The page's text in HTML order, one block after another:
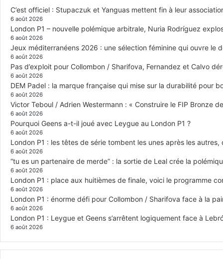
C’est officiel : Stupaczuk et Yanguas mettent fin à leur
6 août 2026
London P1 – nouvelle polémique arbitrale, Nuria Rodríguez
6 août 2026
Jeux méditerranéens 2026 : une sélection féminine qui ouvre le
6 août 2026
Pas d’exploit pour Collombon / Sharifova, Fernandez et Calvo
6 août 2026
DEM Padel : la marque française qui mise sur la durabilité pour
6 août 2026
Victor Teboul / Adrien Westermann : « Construire le FIP Bronze
6 août 2026
Pourquoi Geens a-t-il joué avec Leygue au London P1 ?
6 août 2026
London P1 : les têtes de série tombent les unes après les autres,
6 août 2026
“tu es un partenaire de merde” : la sortie de Leal crée la
6 août 2026
London P1 : place aux huitièmes de finale, voici le programme
6 août 2026
London P1 : énorme défi pour Collombon / Sharifova face à la
6 août 2026
London P1 : Leygue et Geens s’arrêtent logiquement face à
6 août 2026